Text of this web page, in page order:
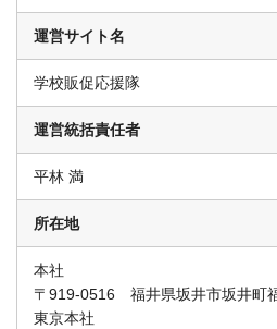
運営サイト名
学校販促応援隊
運営統括責任者
平林 満
所在地
本社
〒919-0516 福井県坂井市坂井町
東京本社